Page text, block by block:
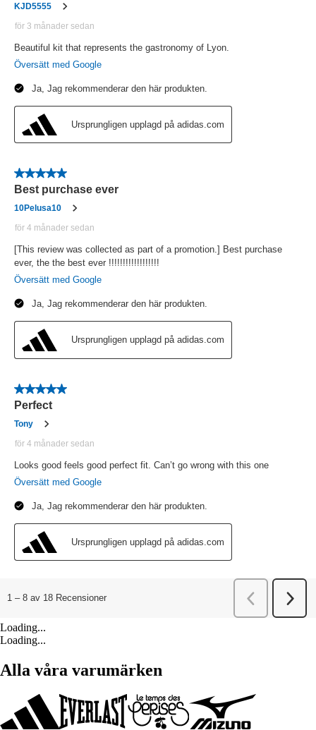
Loading...
Loading...
Alla våra varumärken